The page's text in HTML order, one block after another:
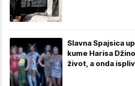
Slavna Spajsica
kume Harisa
život, a onda